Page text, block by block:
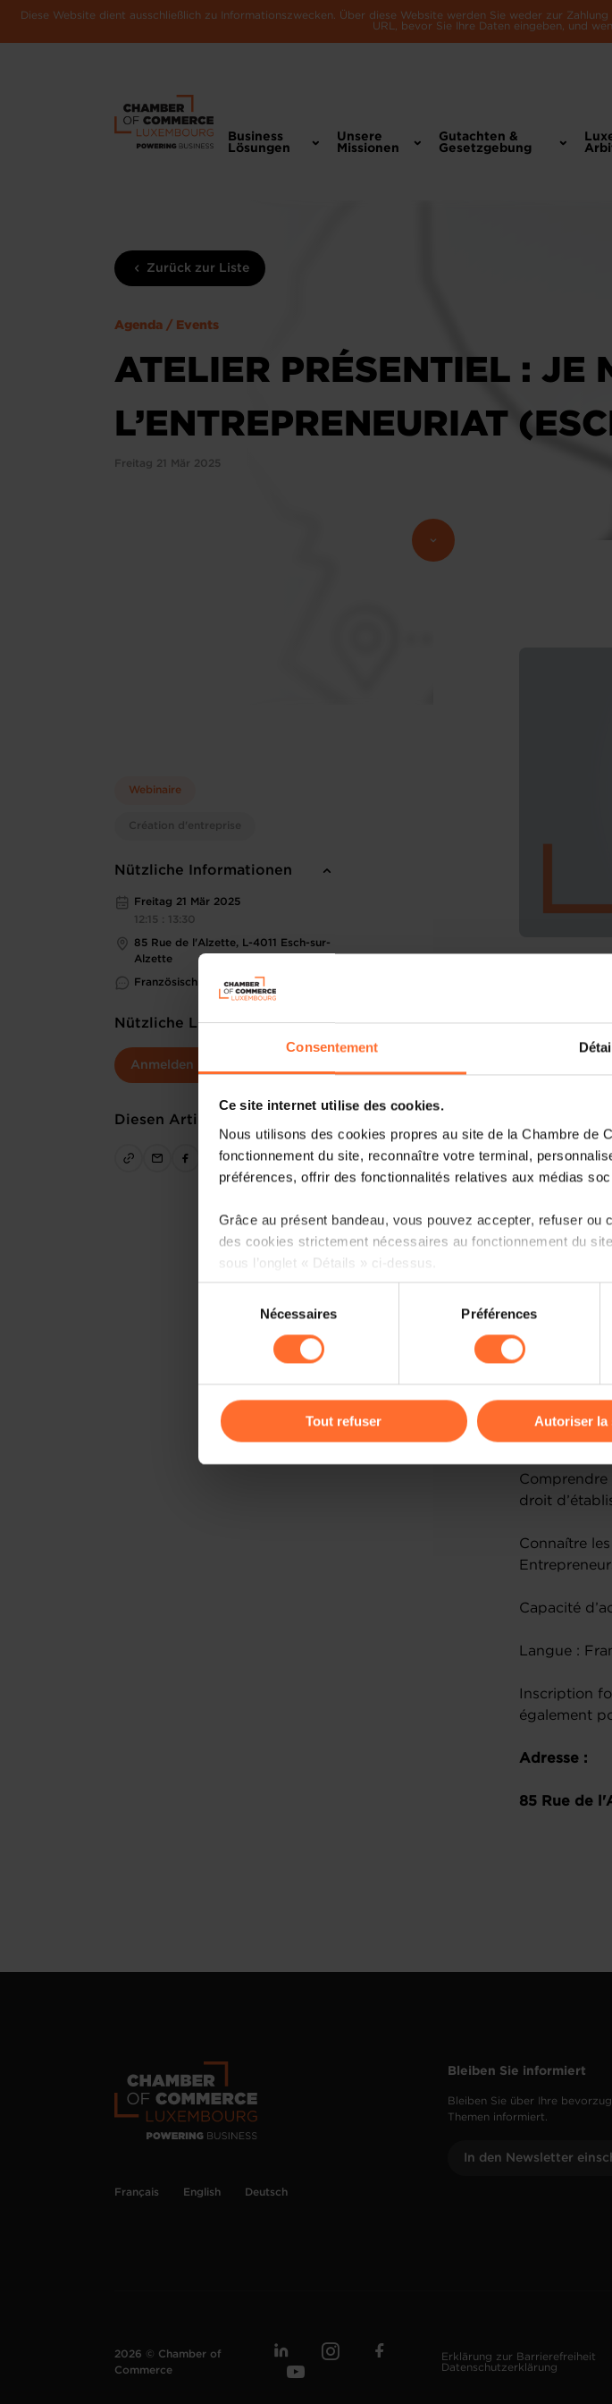
Consentement
Ce site internet utilise des cookies.
Nous utilisons des cookies propres au site de la Chambre de
fonctionnement du site, reconnaître votre terminal,
préférences, offrir des fonctionnalités relatives aux médias
Grâce au présent bandeau, vous pouvez accepter, refuser
des cookies strictement nécessaires au fonctionnement du
sous l’onglet « Détails » ci-dessus.
Il est précisé que la navigation sur le site et certaines
sociaux, sauvegarde des préférences de lecture vidéo,
cas de refus de tous les cookies ou des cookies non
gauche de chaque page.
Charte d’usage
consentement
Nécessaires Préférences
Tout refuser Autoriser la
Diese Website dient ausschließlich zu Informationszwecken. Über diese Website werden Sie weder zur
URL, bevor Sie Ihre Daten eingeben, und
Business
Lösungen
Unsere
Missionen
Gutachten &
Gesetzgebung
Zurück zur Liste
Agenda / Events
ATELIER PRÉSENTIEL : JE
L’ENTREPRENEURIAT
Freitag 21 Mär 2025
Webinaire
Création d'entreprise
Nützliche Informationen
Freitag 21 Mär 2025
12:15 : 13:30
85 Rue de l'Alzette, L-4011 Esch-sur-
Alzette
Französisch
Nützliche Links
Anmelden
Diesen Artikel teilen
Le
Vous êtes
d' Esch-sur-
Rejoignez-
futur
Parmi les
Les
Créer une
Qu’est-ce-
Comprendre
droit
Connaître
Capacité
Langue :
Inscription
également
Adresse :
85 Rue de
Français English Deutsch
Bleiben Sie informiert
Bleiben Sie über Ihre
Themen informiert.
In den Newsletter
2026 © Chamber of
Commerce
Erklärung zur Barrierefreiheit
Datenschutzerklärung